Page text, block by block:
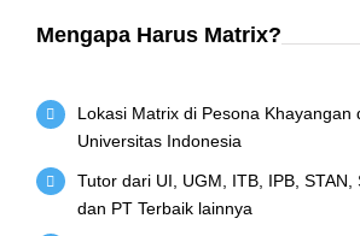
Mengapa Harus Matrix?
Lokasi Matrix di Pesona Khayangan
Universitas Indonesia
Tutor dari UI, UGM, ITB, IPB, STAN,
dan PT Terbaik lainnya